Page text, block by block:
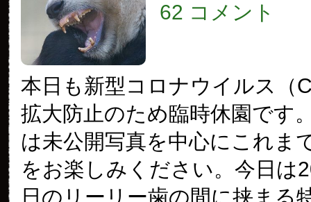
62 コメント
本日も新型コロナウイルス（
拡大防止のため臨時休園です
は未公開写真を中心にこれま
をお楽しみください。今日は
日のリーリー歯の間に挟まる